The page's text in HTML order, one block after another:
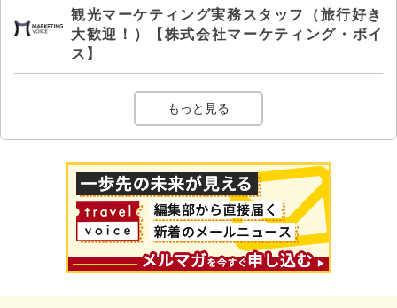
観光マーケティング実務スタッフ（旅行好き
大歓迎！）【株式会社マーケティング・ボイ
ス】
もっと見る